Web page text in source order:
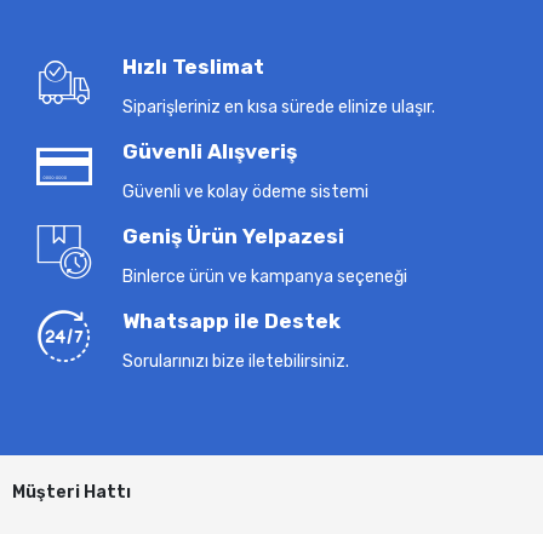
Hızlı Teslimat
Siparişleriniz en kısa sürede elinize ulaşır.
Güvenli Alışveriş
Güvenli ve kolay ödeme sistemi
Geniş Ürün Yelpazesi
Binlerce ürün ve kampanya seçeneği
Whatsapp ile Destek
Sorularınızı bize iletebilirsiniz.
Müşteri Hattı